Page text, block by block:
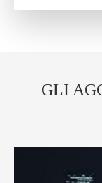
GLI